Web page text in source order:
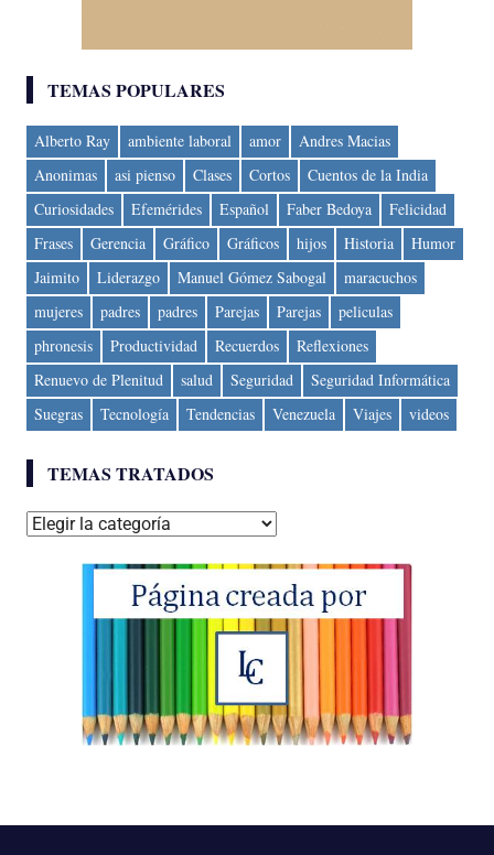
TEMAS POPULARES
Alberto Ray ambiente laboral amor
Andres Macias
Anonimas
asi pienso Clases Cortos
Cuentos de la India
Curiosidades
Efemérides Español Faber Bedoya
Felicidad
Frases
Gerencia Gráfico Gráficos hijos Historia
Humor
Jaimito
Liderazgo Manuel Gómez Sabogal
maracuchos
mujeres
padres padres Parejas Parejas
peliculas
phronesis
Productividad Recuerdos
Reflexiones
Renuevo de Plenitud
salud Seguridad
Seguridad Informática
Suegras
Tecnología Tendencias Venezuela Viajes videos
TEMAS TRATADOS
Temas